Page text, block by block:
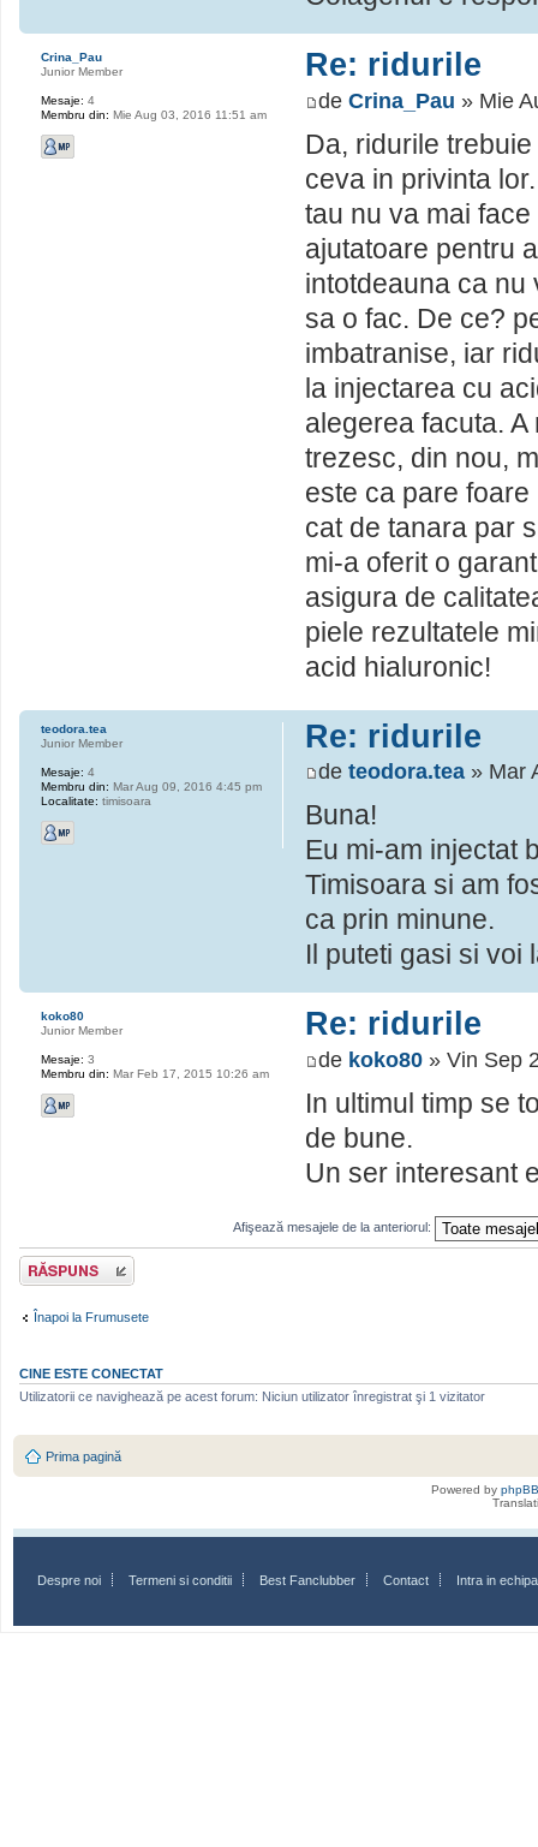
Re: ridurile
de Crina_Pau » Mie
Da, ridurile
ceva in privinta
tau nu va mai
ajutatoare pentru
intotdeauna ca nu
sa o fac. De ce?
imbatranise, iar
la injectarea cu
alegerea facuta.
trezesc, din nou,
este ca pare
cat de tanara par
mi-a oferit o
asigura de
piele rezultatele
acid hialuronic!
Crina_Pau
Junior Member
Mesaje: 4
Membru din: Mie Aug 03, 2016 11:51 am
Re: ridurile
de teodora.tea » Mar
Buna!
Eu mi-am injectat
Timisoara si am
ca prin minune.
Il puteti gasi si voi
teodora.tea
Junior Member
Mesaje: 4
Membru din: Mar Aug 09, 2016 4:45 pm
Localitate: timisoara
Re: ridurile
de koko80 » Vin Sep
In ultimul timp se
de bune.
Un ser interesant
koko80
Junior Member
Mesaje: 3
Membru din: Mar Feb 17, 2015 10:26 am
Afişează mesajele de la anteriorul:
Scrie un răspuns
Înapoi la Frumusete
CINE ESTE CONECTAT
Utilizatorii ce navighează pe acest forum: Niciun utilizator înregistrat şi 1 vizitator
Prima pagină
Powered by phpBB
Despre noi Termeni si conditii Best Fanclubber Contact Intra in